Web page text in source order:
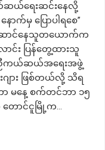
ဆယ်ရေးဆင်းနေလို့
က်မှ ပြောပါရစေ”
ောင်နေသူတယောက်က
င်း ပြန်တွေ့ထားသူ
ကယ်ဆယ်အရေးအဖွဲ့
ျား ဖြစ်တယ်လို့ သိရ
မနေ့ စက်တင်ဘာ ၁၅
တောင်ငူမြို့က…